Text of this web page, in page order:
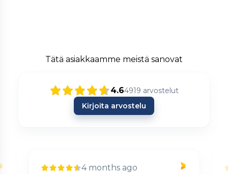
Tätä asiakkaamme meistä sanovat
4.64919 arvostelut
Kirjoita arvostelu
4 months ago